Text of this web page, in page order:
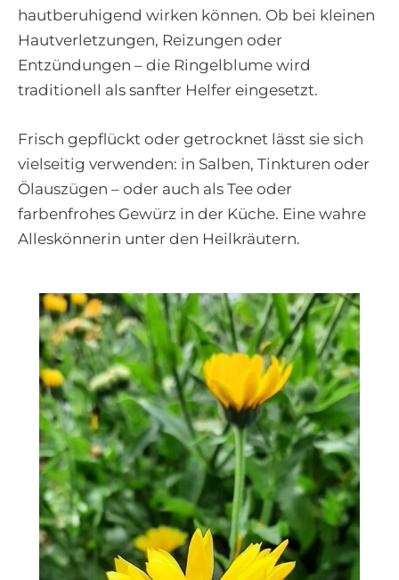
hautberuhigend wirken können. Ob bei kleinen
Hautverletzungen, Reizungen oder
Entzündungen – die Ringelblume wird
traditionell als sanfter Helfer eingesetzt.
Frisch gepflückt oder getrocknet lässt sie sich
vielseitig verwenden: in Salben, Tinkturen oder
Ölauszügen – oder auch als Tee oder
farbenfrohes Gewürz in der Küche. Eine wahre
Alleskönnerin unter den Heilkräutern.